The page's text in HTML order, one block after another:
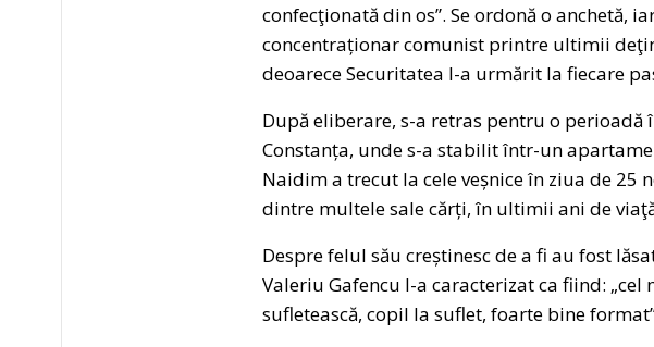
confecţionată din os”. Se ordonă o anchetă,
concentraționar comunist printre ultimii
deoarece Securitatea l-a urmărit la fiecare
După eliberare, s-a retras pentru o
Constanța, unde s-a stabilit într-un
Naidim a trecut la cele veșnice în ziua de
dintre multele sale cărți, în ultimii ani de
Despre felul său creștinesc de a fi au fost
Valeriu Gafencu l-a caracterizat ca fiind:
sufletească, copil la suflet, foarte bine